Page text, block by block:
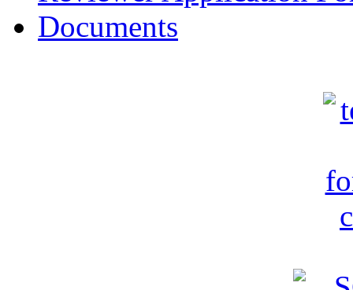
Documents